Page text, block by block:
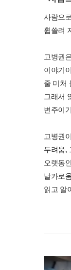
사람으
휩쓸려
고병권
이야기
줄 미처
그래서
변주이
고병권
두려움,
오랫동
날카로
읽고 알